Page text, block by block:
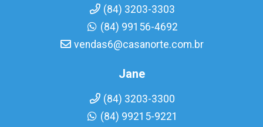
(84) 3203-3303
(84) 99156-4692
vendas6@casanorte.com.br
Jane
(84) 3203-3300
(84) 99215-9221